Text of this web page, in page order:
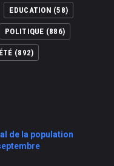
EDUCATION (58)
POLITIQUE (886)
(892)
de la population